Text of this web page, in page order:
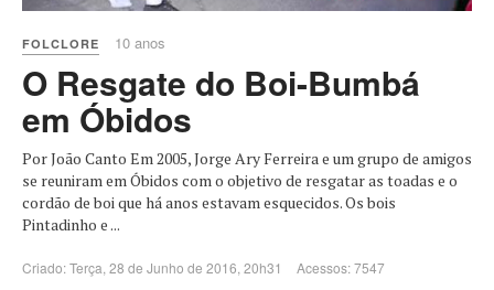
FOLCLORE 10 anos
O Resgate do Boi-Bumbá
em Óbidos
Por João Canto Em 2005, Jorge Ary Ferreira e um grupo de amigos
se reuniram em Óbidos com o objetivo de resgatar as toadas e o
cordão de boi que há anos estavam esquecidos. Os bois
Pintadinho e ...
Criado: Terça, 28 de Junho de 2016, 20h31 Acessos: 7547